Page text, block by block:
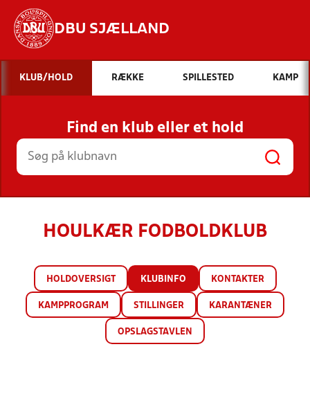
DBU SJÆLLAND
Hvad vil du søge efter?
INDHOLD OG NYHEDER
STILLINGER, RESULTATER, KLUBBER OG
HOLD
KLUB/HOLD RÆKKE SPILLESTED KAMP
Find en klub eller et hold
HOULKÆR FODBOLDKLUB
HOLDOVERSIGT KLUBINFO KONTAKTER
KAMPPROGRAM STILLINGER KARANTÆNER
OPSLAGSTAVLEN